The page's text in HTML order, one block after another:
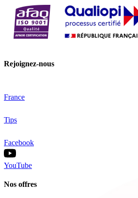
Rejoignez-nous
France
Tips
Facebook
YouTube
Nos offres